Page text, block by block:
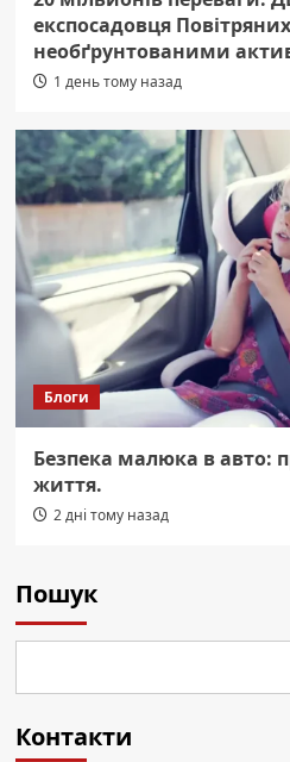
експосадовця
необґрунтованими
1 день тому назад
Блоги
Безпека малюка в авто:
життя.
2 дні тому назад
Пошук
Контакти